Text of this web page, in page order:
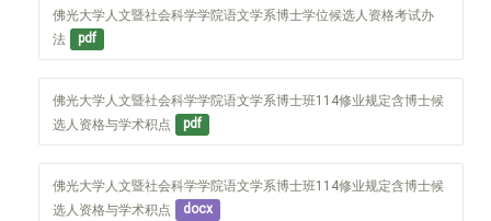
佛光大学人文暨社会科学学院语文学系博士学位候选人资格考试办
法
pdf
佛光大学人文暨社会科学学院语文学系博士班114修业规定含博士候
选人资格与学术积点
pdf
佛光大学人文暨社会科学学院语文学系博士班114修业规定含博士候
选人资格与学术积点
docx